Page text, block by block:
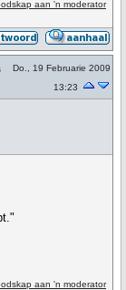
aan 'n moderator
Do., 19 Februarie 2009
13:23
aan 'n moderator